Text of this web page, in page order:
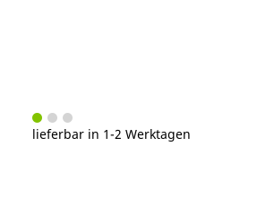
lieferbar in 1-2 Werktagen